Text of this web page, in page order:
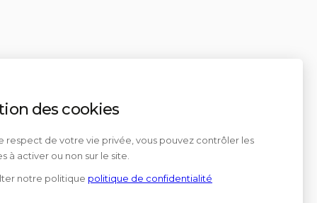
des cookies
respect de votre vie privée, vous pouvez contrôler les
à activer ou non sur le site.
notre politique politique de confidentialité